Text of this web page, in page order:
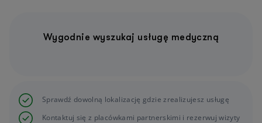
Wygodnie wyszukaj usługę medyczną
Sprawdź dowolną lokalizację gdzie zrealizujesz usługę
Kontaktuj się z placówkami partnerskimi i rezerwuj wizyty